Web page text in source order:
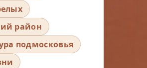
район
подмосковья